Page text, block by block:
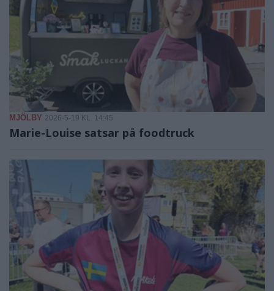
MJÖLBY 2026-5-19 KL. 14:45
Marie-Louise satsar på foodtruck